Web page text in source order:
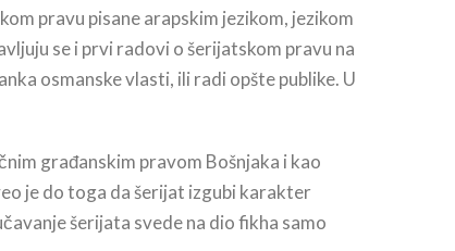
pravu pisane arapskim jezikom, jezikom
se i prvi radovi o šerijatskom pravu na
osmanske vlasti, ili radi opšte publike. U
građanskim pravom Bošnjaka i kao
je do toga da šerijat izgubi karakter
šerijata svede na dio fikha samo